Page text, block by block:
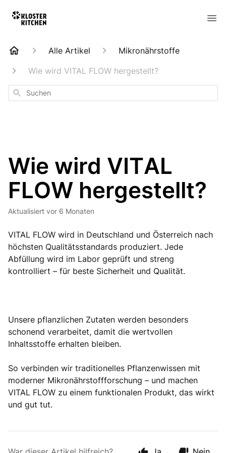
Alle Artikel
Mikronährstoffe
Wie wird VITAL FLOW hergestellt?
Suchen
Wie wird VITAL
FLOW hergestellt?
Aktualisiert vor 6 Monaten
VITAL FLOW wird in Deutschland und Österreich nach
höchsten Qualitätsstandards produziert. Jede
Abfüllung wird im Labor geprüft und streng
kontrolliert – für beste Sicherheit und Qualität.
Unsere pflanzlichen Zutaten werden besonders
schonend verarbeitet, damit die wertvollen
Inhaltsstoffe erhalten bleiben.
So verbinden wir traditionelles Pflanzenwissen mit
moderner Mikronährstoffforschung – und machen
VITAL FLOW zu einem funktionalen Produkt, das wirkt
und gut tut.